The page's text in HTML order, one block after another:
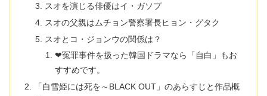
スオを演じる俳優はイ・ガソプ
スオの父親はムチョン警察署長ヒョン・グタク
スオとコ・ジョンウの関係は？
❤冤罪事件を扱った韓国ドラマなら「自白」もお
すすめです。
「白雪姫には死を～BLACK OUT」のあらすじと作品概